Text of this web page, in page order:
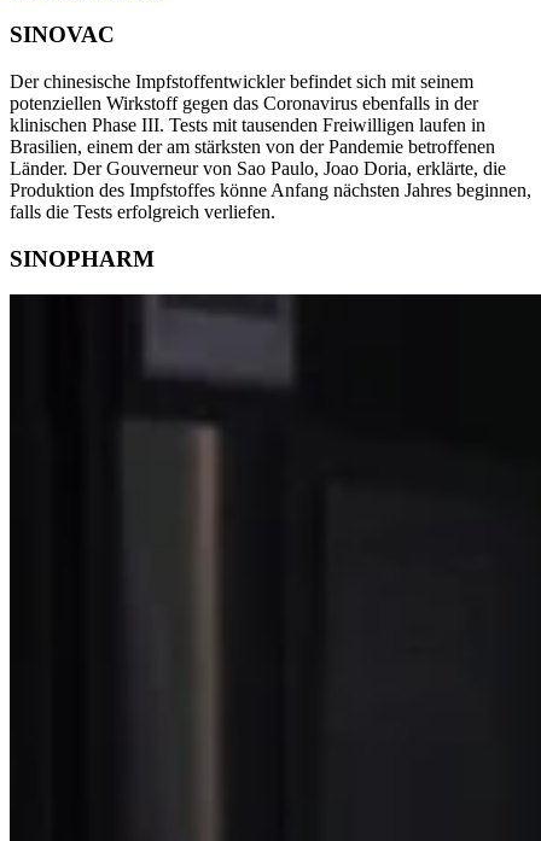
SINOVAC
Der chinesische Impfstoffentwickler befindet sich mit seinem
potenziellen Wirkstoff gegen das Coronavirus ebenfalls in der
klinischen Phase III. Tests mit tausenden Freiwilligen laufen in
Brasilien, einem der am stärksten von der Pandemie betroffenen
Länder. Der Gouverneur von Sao Paulo, Joao Doria, erklärte, die
Produktion des Impfstoffes könne Anfang nächsten Jahres beginnen,
falls die Tests erfolgreich verliefen.
SINOPHARM